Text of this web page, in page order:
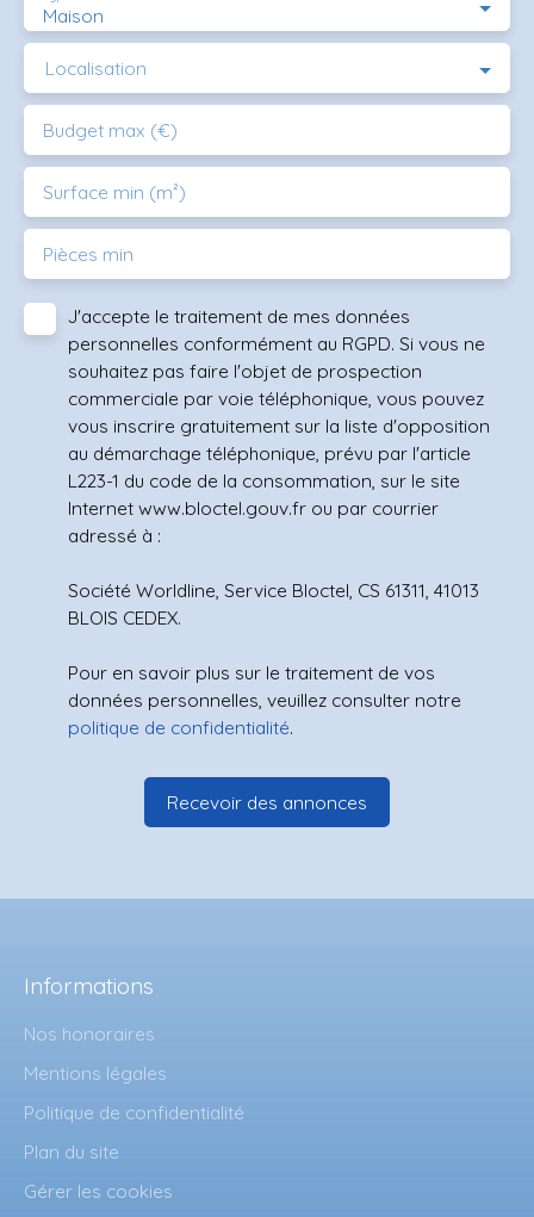
Maison
Localisation
Budget max (€)
Surface min (m²)
Pièces min
J'accepte le traitement de mes données
personnelles conformément au RGPD. Si vous ne
souhaitez pas faire l'objet de prospection
commerciale par voie téléphonique, vous pouvez
vous inscrire gratuitement sur la liste d'opposition
au démarchage téléphonique, prévu par l'article
L223-1 du code de la consommation, sur le site
Internet www.bloctel.gouv.fr ou par courrier
adressé à :
Société Worldline, Service Bloctel, CS 61311, 41013
BLOIS CEDEX.
Pour en savoir plus sur le traitement de vos
données personnelles, veuillez consulter notre
politique de confidentialité.
Recevoir des annonces
Informations
Nos honoraires
Mentions légales
Politique de confidentialité
Plan du site
Gérer les cookies